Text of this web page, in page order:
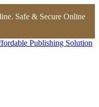
Safe & Secure Online